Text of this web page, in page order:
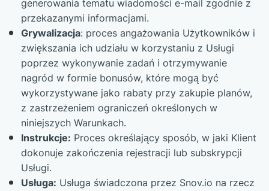
generowania tematu wiadomości e-mail zgodnie z
przekazanymi informacjami.
Grywalizacja: proces angażowania Użytkowników i
zwiększania ich udziału w korzystaniu z Usługi
poprzez wykonywanie zadań i otrzymywanie
nagród w formie bonusów, które mogą być
wykorzystywane jako rabaty przy zakupie planów,
z zastrzeżeniem ograniczeń określonych w
niniejszych Warunkach.
Instrukcje: Proces określający sposób, w jaki Klient
dokonuje zakończenia rejestracji lub subskrypcji
Usługi.
Usługa: Usługa świadczona przez Snov.io na rzecz